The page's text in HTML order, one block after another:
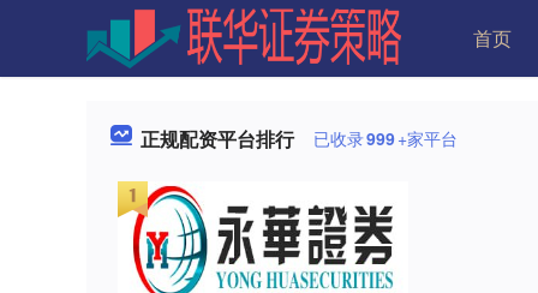
首页
正规配资平台排行 已收录999+家平台